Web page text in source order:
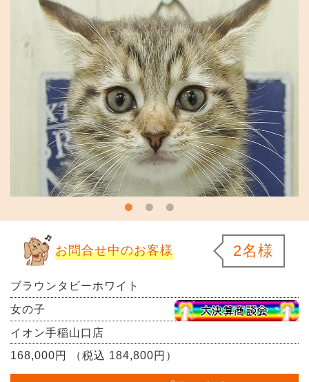
お問合せ中のお客様 2名様
ブラウンタビーホワイト
女の子
イオン手稲山口店
168,000円 （税込 184,800円）